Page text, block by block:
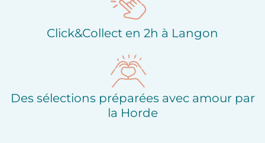
Click&Collect en 2h à Langon
Des sélections préparées avec amour par
la Horde